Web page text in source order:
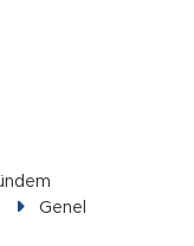
Genel